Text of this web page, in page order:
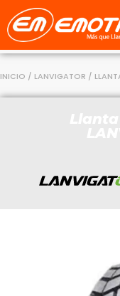
INICIO / LANVIGATOR /